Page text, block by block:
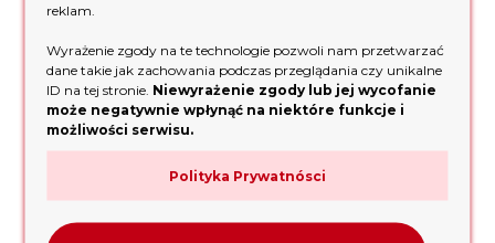
Myjka ciśnieniowa DAEWOO DAW 700 3100W 190 bar
dodaj do koszyka
reklam.
Wyrażenie zgody na te technologie pozwoli nam przetwarzać
dane takie jak zachowania podczas przeglądania czy unikalne
ID na tej stronie. Niewyrażenie zgody lub jej wycofanie
może negatywnie wpłynąć na niektóre funkcje i
możliwości serwisu.
Polityka Prywatnósci